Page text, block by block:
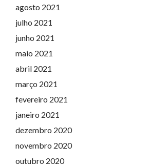
agosto 2021
julho 2021
junho 2021
maio 2021
abril 2021
março 2021
fevereiro 2021
janeiro 2021
dezembro 2020
novembro 2020
outubro 2020